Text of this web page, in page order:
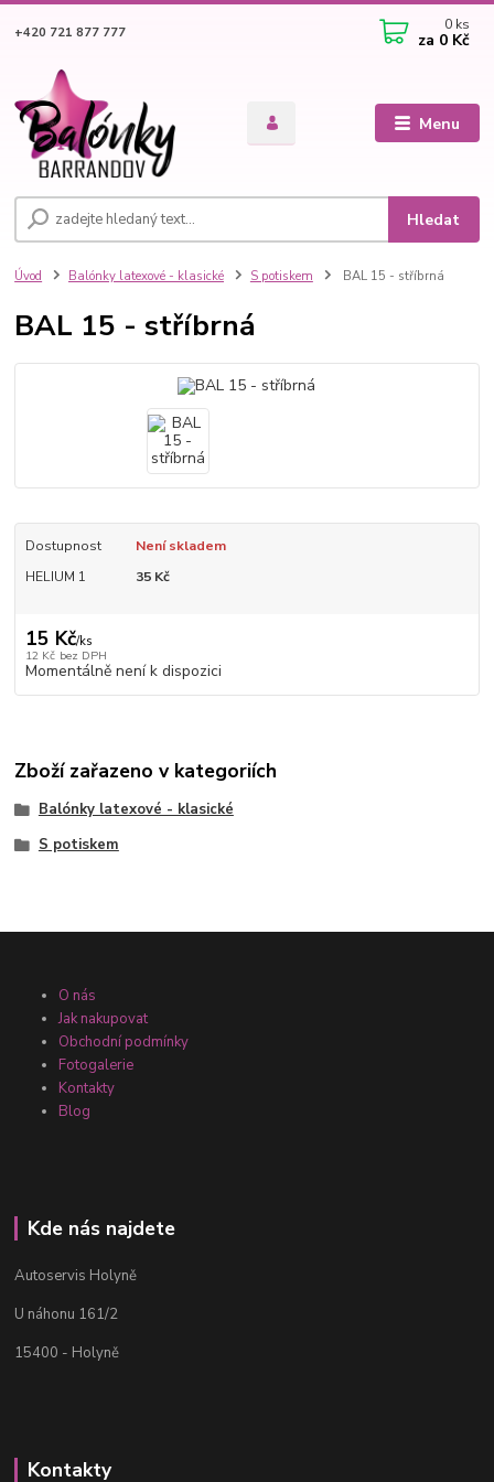
Menu
Hledat
+420 721 877 777 0 ks
za 0 Kč
Úvod Balónky latexové - klasické S potiskem BAL 15 - stříbrná
BAL 15 - stříbrná
Dostupnost
Není skladem
HELIUM 1
35 Kč
15 Kč/ks
12 Kč bez DPH
Momentálně není k dispozici
Zboží zařazeno v kategoriích
Balónky latexové - klasické
S potiskem
O nás
Jak nakupovat
Obchodní podmínky
Fotogalerie
Kontakty
Blog
Kde nás najdete
Autoservis Holyně
U náhonu 161/2
15400 - Holyně
Kontakty